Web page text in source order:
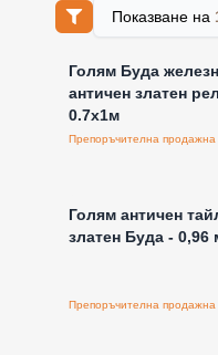
Показване на
Влезте за цени на
Голям Буда
античен златен
0.7x1м
Голям античен
златен Буда - 0,96